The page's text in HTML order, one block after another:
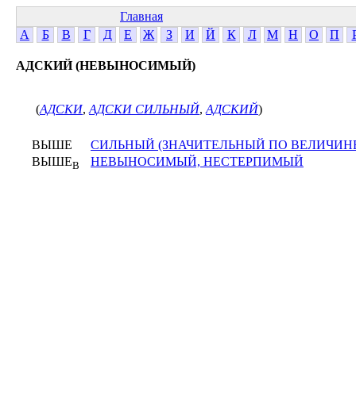
Главная
А
Б В Г Д Е Ж З И Й К Л М Н О П
АДСКИЙ (НЕВЫНОСИМЫЙ)
(АДСКИ, АДСКИ СИЛЬНЫЙ, АДСКИЙ)
ВЫШЕ
СИЛЬНЫЙ (ЗНАЧИТЕЛЬНЫЙ ПО
ВЫШЕВ НЕВЫНОСИМЫЙ, НЕСТЕРПИМЫЙ